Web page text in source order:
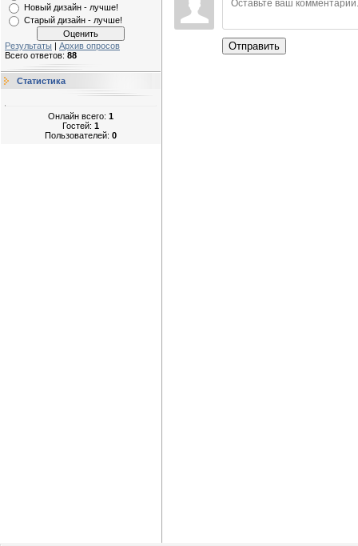
Новый дизайн - лучше!
Старый дизайн - лучше!
Результаты | Архив опросов
Всего ответов: 88
Статистика
Онлайн всего: 1
Гостей: 1
Пользователей: 0
Отправить